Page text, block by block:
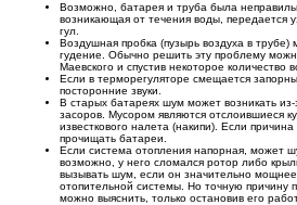
Возможно, батарея и труба была
возникающая от течения воды, передается
гул.
Воздушная пробка (пузырь воздуха в
гудение. Обычно решить эту проблему
Маевского и спустив некоторое количество
Если в терморегуляторе смещается
посторонние звуки.
В старых батареях шум может возникать
засоров. Мусором являются отслоившиеся
известкового налета (накипи). Если
прочищать батареи.
Если система отопления напорная, может
возможно, у него сломался ротор либо
вызывать шум, если он значительно
отопительной системы. Но точную причину
можно выяснить, только остановив его